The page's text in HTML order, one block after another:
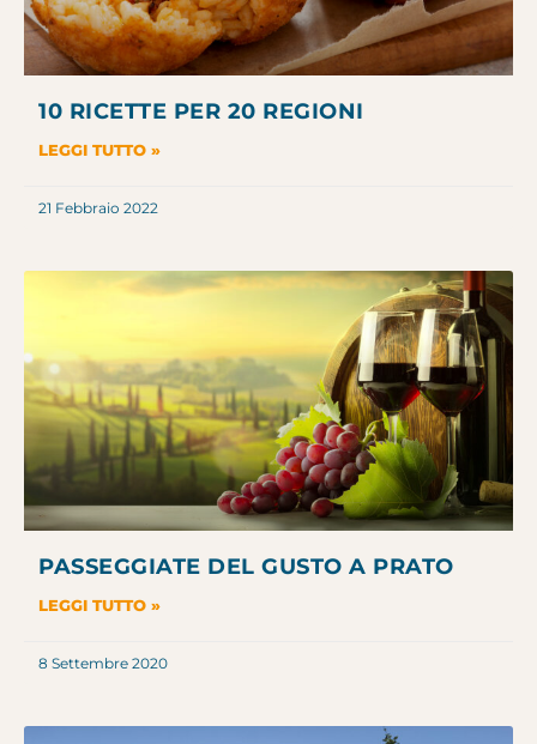
10 RICETTE PER 20 REGIONI
LEGGI TUTTO »
21 Febbraio 2022
PASSEGGIATE DEL GUSTO A PRATO
LEGGI TUTTO »
8 Settembre 2020